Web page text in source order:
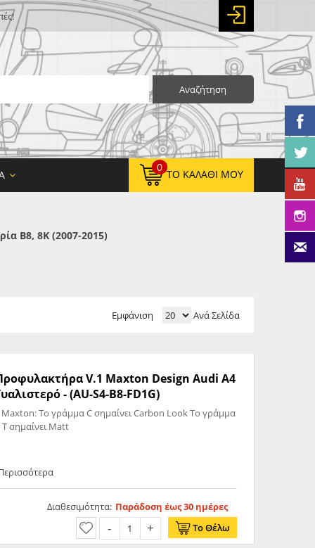
Αναζήτηση
0
ΤΟ ΚΑΛΆΘΙ ΜΟΥ
B8, 8K (2007-2015)
Εμφάνιση Ανά Σελίδα
V.1 Maxton Design Audi A4
- (AU-S4-B8-FD1G)
Maxton: Το γράμμα C σημαίνει Carbon Look Το γράμμα
σημαίνει Matt
Διαθεσιμότητα: Παράδοση έως 30 ημέρες
Το Θέλω